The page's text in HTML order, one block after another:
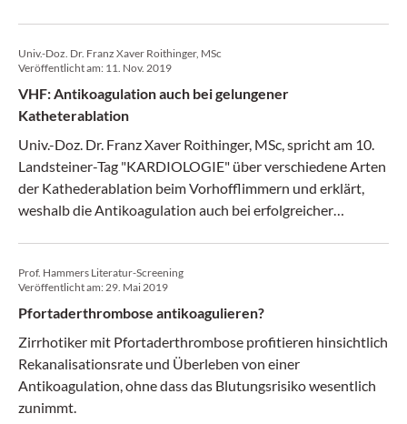
Univ.-Doz. Dr. Franz Xaver Roithinger, MSc
Veröffentlicht am: 11. Nov. 2019
VHF: Antikoagulation auch bei gelungener
Katheterablation
Univ.-Doz. Dr. Franz Xaver Roithinger, MSc, spricht am 10.
Landsteiner-Tag "KARDIOLOGIE" über verschiedene Arten
der Kathederablation beim Vorhofflimmern und erklärt,
weshalb die Antikoagulation auch bei erfolgreicher
Prof. Hammers Literatur-Screening
Veröffentlicht am:29. Mai 2019
Pfortaderthrombose antikoagulieren?
Zirrhotiker mit Pfortaderthrombose profitieren hinsichtlich
Rekanalisationsrate und Überleben von einer
Antikoagulation, ohne dass das Blutungsrisiko wesentlich
zunimmt.